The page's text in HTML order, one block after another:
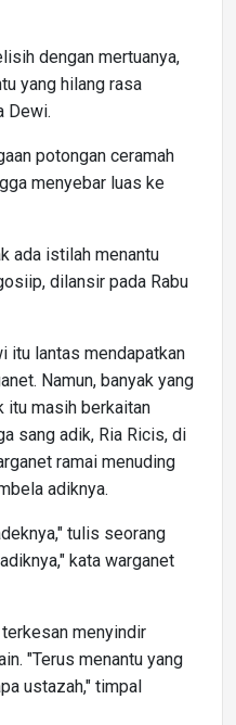
dengan mertuanya,
yang hilang rasa
Dewi.
potongan ceramah
menyebar luas ke
ada istilah menantu
dilansir pada Rabu
itu lantas mendapatkan
Namun, banyak yang
itu masih berkaitan
sang adik, Ria Ricis, di
ramai menuding
adiknya.
tulis seorang
kata warganet
menyindir
"Terus menantu yang
ustazah," timpal